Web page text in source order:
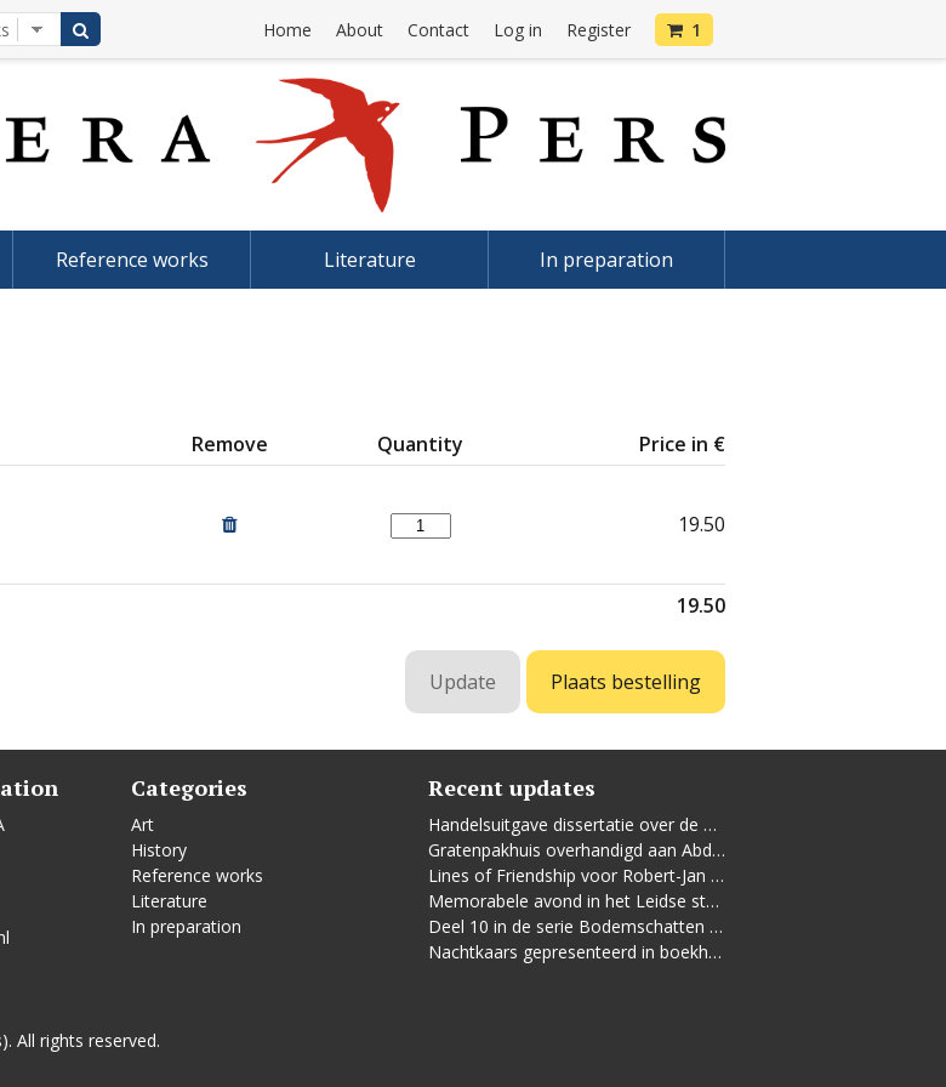
Home About Contact Log in Register 1
Reference works Literature In preparation
Remove Quantity Price in €
19.50
19.50
Categories
Art
History
Reference works
Literature
In preparation
Recent updates
Handelsuitgave dissertatie over de Leidse vrouwenbeweging
Gratenpakhuis overhandigd aan Abdelhaq Jermoumi
Lines of Friendship voor Robert-Jan te Rijdt
Memorabele avond in het Leidse stadhuis
Deel 10 in de serie Bodemschatten en Bouwgeheimen verschenen
Nachtkaars gepresenteerd in boekhandel De Kler
All rights reserved.